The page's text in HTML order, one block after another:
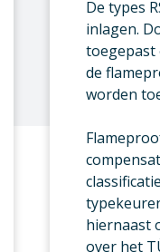
De types
inlagen.
toegepast
de
worden
hiernaast
over het